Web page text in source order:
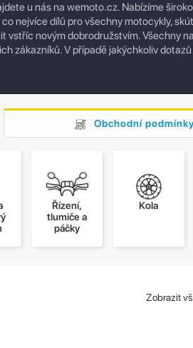
u nás na wemoto.cz. Nabízíme
nejvíce dílů pro všechny motocykly,
novým dobrodružstvím. Všechny
zákazníků. V případě jakýchkoliv
Obchodní podmínky
Řízení,
tlumiče a
páčky
Kola
Zobrazit